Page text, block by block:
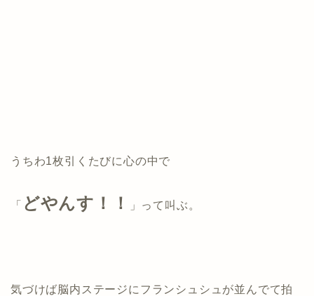
うちわ1枚引くたびに心の中で
「 どやんす！！ 」って叫ぶ。
気づけば脳内ステージにフランシュシュが並んでて拍